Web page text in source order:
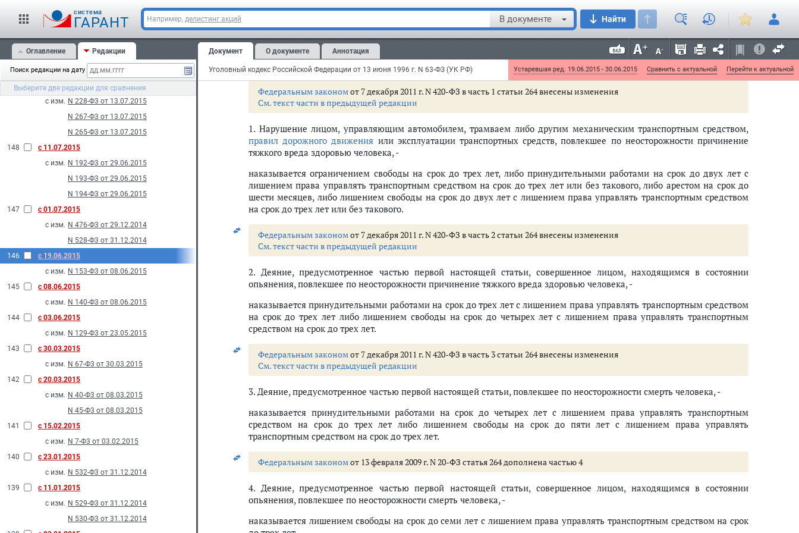
cистема
ГАРАНТ Например, делистинг акций В документе Найти
Оглавление Редакции
Поиск редакции на дату
Выберите две редакции для сравнения
2015
151
с 09.12.2015
с изм. N 346-Ф3 от 28.11.2015
150
с 25.07.2015
с изм. N 245-Ф3 от 23.07.2013
149
с 24.07.2015
с изм. N 228-Ф3 от 13.07.2015
N 267-Ф3 от 13.07.2015
N 265-Ф3 от 13.07.2015
148
с 11.07.2015
с изм. N 192-Ф3 от 29.06.2015
N 193-Ф3 от 29.06.2015
N 194-Ф3 от 29.06.2015
147
с 01.07.2015
с изм. N 476-Ф3 от 29.12.2014
N 528-Ф3 от 31.12.2014
146
с 19.06.2015
с изм. N 153-Ф3 от 08.06.2015
145
с 08.06.2015
с изм. N 140-Ф3 от 08.06.2015
144
с 03.06.2015
с изм. N 129-Ф3 от 23.05.2015
143
с 30.03.2015
с изм. N 67-Ф3 от 30.03.2015
142
с 20.03.2015
с изм. N 40-Ф3 от 08.03.2015
N 45-Ф3 от 08.03.2015
141
с 15.02.2015
с изм. N 7-Ф3 от 03.02.2015
140
с 23.01.2015
с изм. N 532-Ф3 от 31.12.2014
139
с 11.01.2015
с изм. N 529-Ф3 от 31.12.2014
N 530-Ф3 от 31.12.2014
Документ О документе Аннотация
Уголовный кодекс Российской Федерации от 13 июня 1996 г. N 63-ФЗ (УК РФ) Устаревшая ред. 19.06.2015 - 30.06.2015 Сравнить с актуальной Перейти к актуальной
Статья 264.Нарушение правил дорожного движения и эксплуатации транспортных средств
О судебной практике по делам о преступлениях, связанных с нарушением правил дорожного движения и эксплуатации
транспортных средств, а также с их неправомерным завладением без цели хищения см.постановлениеПленума
Верховного Суда РФ от 9 декабря 2008 г. N 25
Федеральным закономот 7 декабря 2011 г. N 420-ФЗ в часть 1 статьи 264 внесены изменения
См. текст части в предыдущей редакции
1. Нарушение лицом, управляющим автомобилем, трамваем либо другим механическим транспортным средством,
правил дорожного движения или эксплуатации транспортных средств, повлекшее по неосторожности причинение
тяжкого вреда здоровью человека, -
наказывается ограничением свободы на срок до трех лет, либо принудительными работами на срок до двух лет с
лишением права управлять транспортным средством на срок до трех лет или без такового, либо арестом на срок до
шести месяцев, либо лишением свободы на срок до двух лет с лишением права управлять транспортным средством
на срок до трех лет или без такового.
Федеральным закономот 7 декабря 2011 г. N 420-ФЗ в часть 2 статьи 264 внесены изменения
См. текст части в предыдущей редакции
2. Деяние, предусмотренное частью первой настоящей статьи, совершенное лицом, находящимся в состоянии
опьянения, повлекшее по неосторожности причинение тяжкого вреда здоровью человека, -
наказывается принудительными работами на срок до трех лет с лишением права управлять транспортным средством
на срок до трех лет либо лишением свободы на срок до четырех лет с лишением права управлять транспортным
средством на срок до трех лет.
Федеральным закономот 7 декабря 2011 г. N 420-ФЗ в часть 3 статьи 264 внесены изменения
См. текст части в предыдущей редакции
3. Деяние, предусмотренное частью первой настоящей статьи, повлекшее по неосторожности смерть человека, -
наказывается принудительными работами на срок до четырех лет с лишением права управлять транспортным
средством на срок до трех лет либо лишением свободы на срок до пяти лет с лишением права управлять
транспортным средством на срок до трех лет.
Федеральным закономот 13 февраля 2009 г. N 20-ФЗ статья 264 дополнена частью 4
4. Деяние, предусмотренное частью первой настоящей статьи, совершенное лицом, находящимся в состоянии
опьянения, повлекшее по неосторожности смерть человека, -
наказывается лишением свободы на срок до семи лет с лишением права управлять транспортным средством на срок